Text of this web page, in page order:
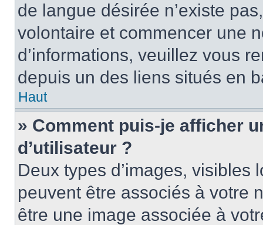
de langue désirée n’existe
volontaire et commencer une
d’informations, veuillez vous
depuis un des liens situés en
Haut
» Comment puis-je afficher
d’utilisateur ?
Deux types d’images,
peuvent être associés à votre
être une image associée à